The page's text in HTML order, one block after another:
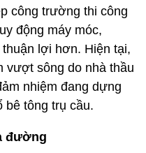
công trường thi công
động máy móc,
lợi hơn. Hiện tại,
vượt sông do nhà thầu
nhiệm đang dựng
bê tông trụ cầu.
đường